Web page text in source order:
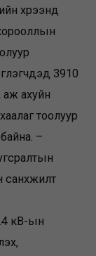
хүрээнд
хорооллын
3910
аж ахуйн
тоолуур
–
кВ-ын